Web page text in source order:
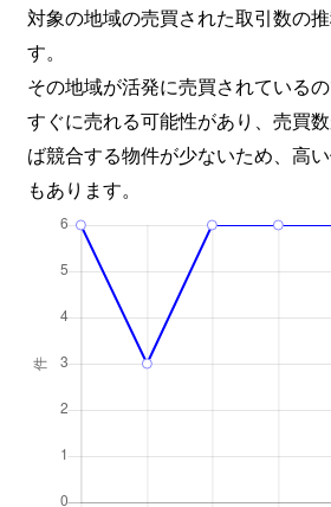
対象の地域の売買された取引数の
す。
その地域が活発に売買されている
すぐに売れる可能性があり、売買
ば競合する物件が少ないため、高
もあります。